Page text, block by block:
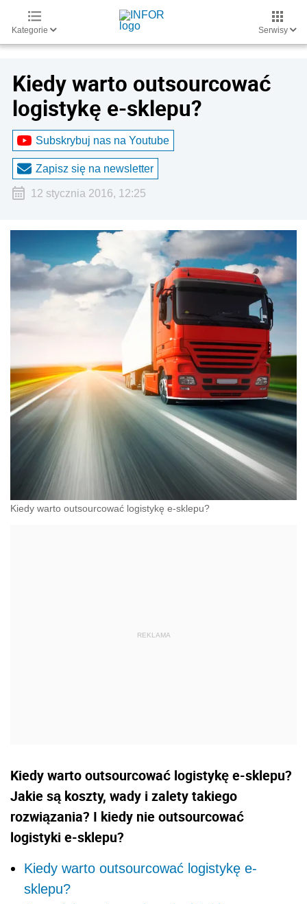
Kategorie Serwisy
Kiedy warto outsourcować
logistykę e-sklepu?
Subskrybuj nas na Youtube
Zapisz się na newsletter
12 stycznia 2016, 12:25
Kiedy warto outsourcować logistykę e-sklepu?
Kiedy warto outsourcować logistykę e-sklepu?
Jakie są koszty, wady i zalety takiego
rozwiązania? I kiedy nie outsourcować
logistyki e-sklepu?
Kiedy warto outsourcować logistykę e-
sklepu?